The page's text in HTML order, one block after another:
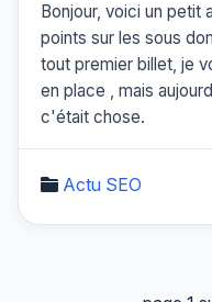
Bonjour, voici un petit
points sur les sous
tout premier billet, je
en place , mais
c'était chose.
Actu SEO